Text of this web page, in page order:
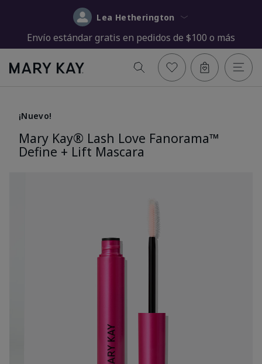
Lea Hetherington
Envío estándar gratis en pedidos de $100 o más
¡Nuevo!
Mary Kay® Lash Love Fanorama™
Define + Lift Mascara